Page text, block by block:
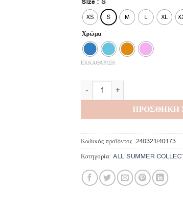
Size
XS S M L XL
Χρώμα
ΕΚΚΑΘΑΡΙΣΗ
Rosalie Top ποσότητα
ΠΡΟΣΘΗΚΗ
Κωδικός προϊόντος: 240321/40173
Κατηγορία: ALL SUMMER